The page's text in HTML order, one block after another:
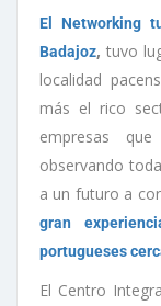
El Networking
Badajoz, tuvo
localidad
más el rico
empresas
observando
a un futuro a
gran
portugueses
El Centro